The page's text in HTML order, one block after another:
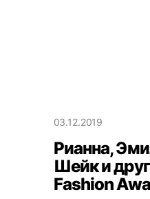
03.12.2019
Рианна,
Шейк и
Fashion